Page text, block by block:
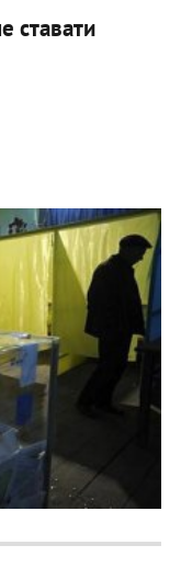
ставати